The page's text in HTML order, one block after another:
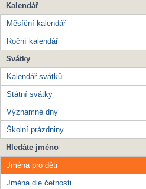
Kalendář
Měsíční kalendář
Roční kalendář
Svátky
Kalendář svátků
Státní svátky
Významné dny
Školní prázdniny
Hledáte jméno
Jména pro děti
Jména dle četnosti